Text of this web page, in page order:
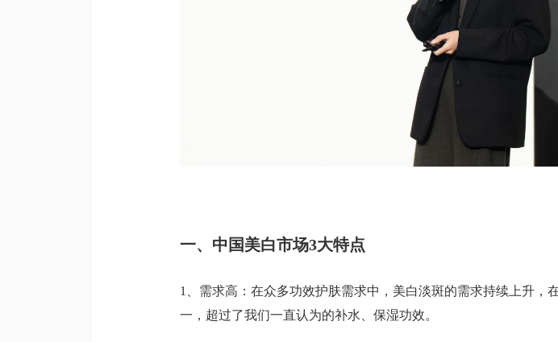
一、中国美白市场3大特点
1、需求高：在众多功效护肤需求中，美白淡斑的需求持续上升，
一，超过了我们一直认为的补水、保湿功效。